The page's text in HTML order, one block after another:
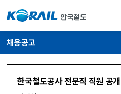
채용공고
한국철도공사 전문직 직원 공